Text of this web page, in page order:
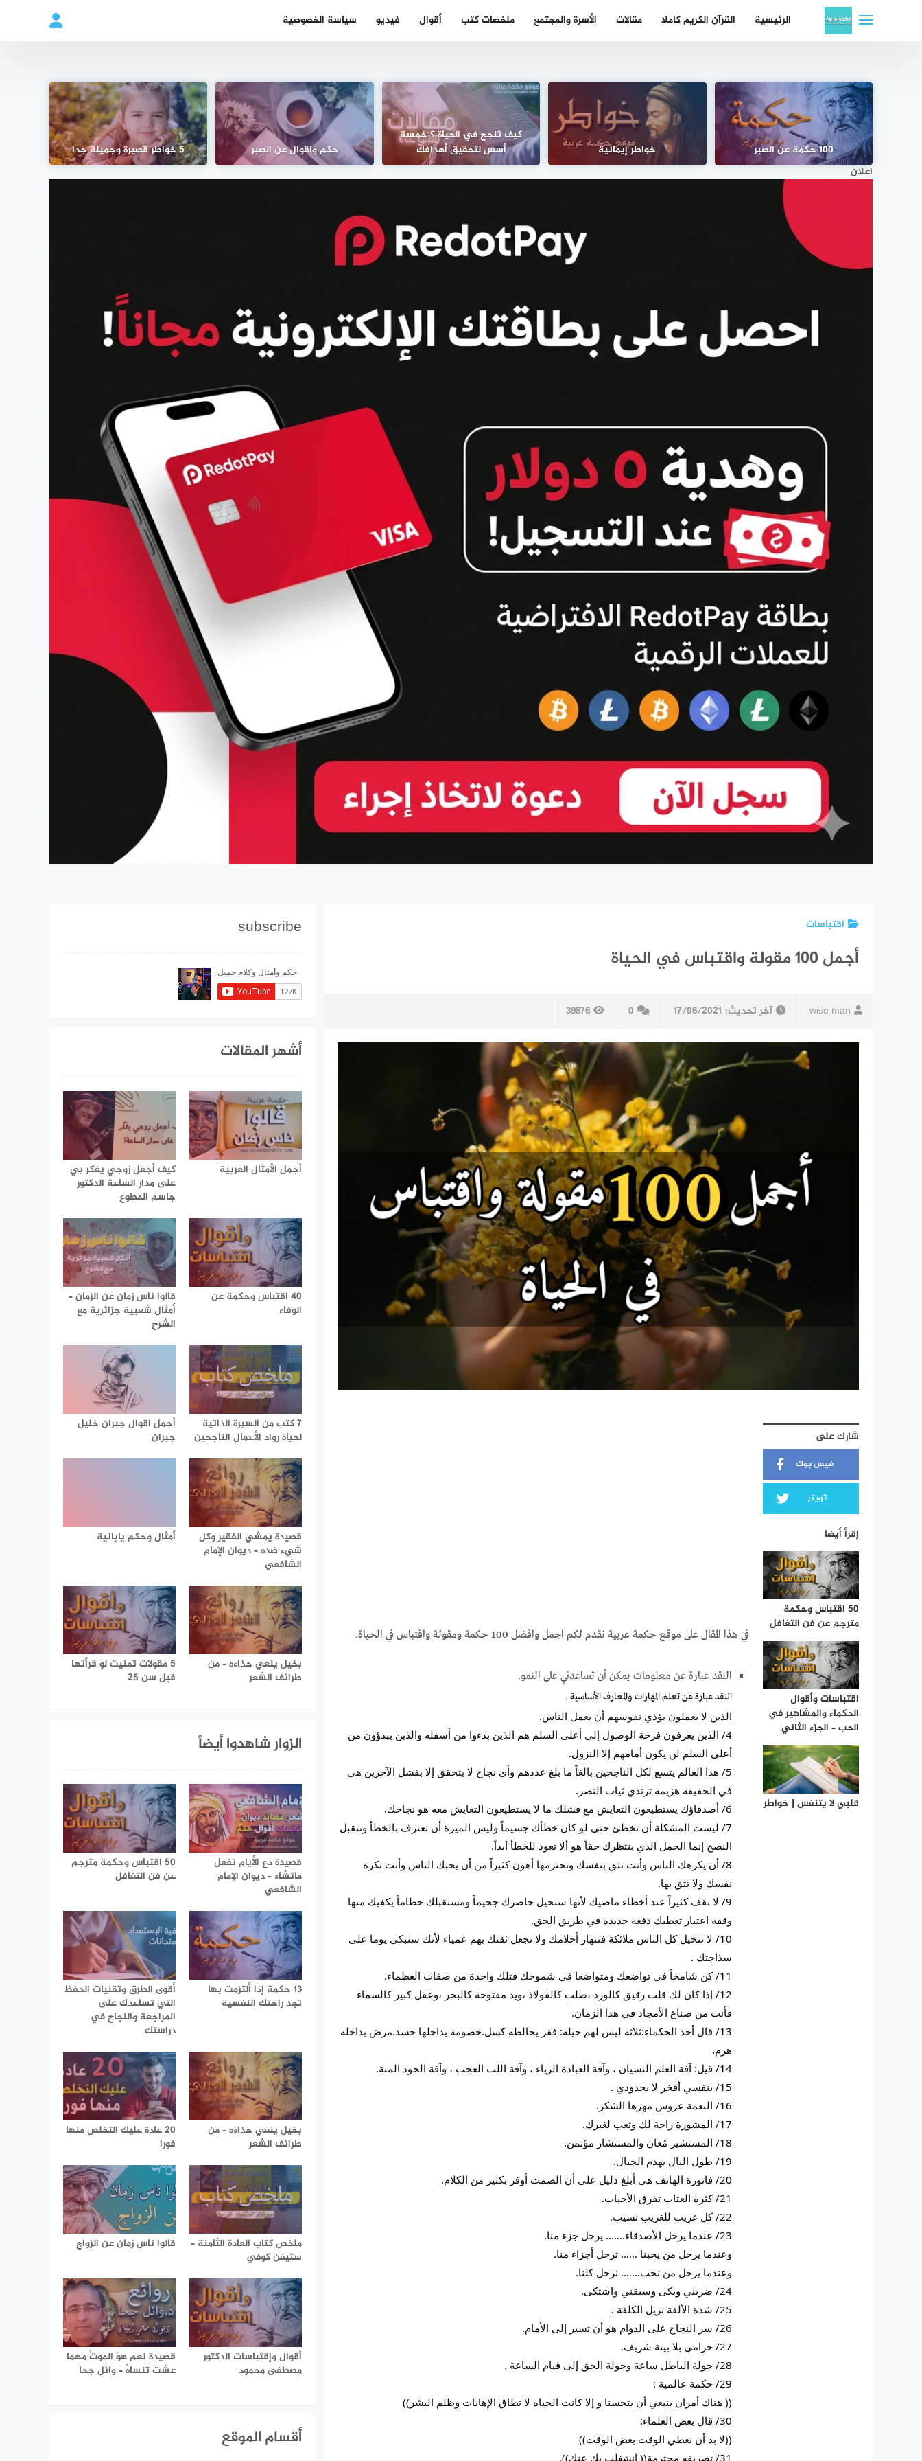
الرئيسية القرآن الكريم كاملا مقالات الأسرة والمجتمع ملخصات كتب أقوال فيديو سياسة الخصوصية
100 حكمة عن الصبر خواطر إيمانية
كيف تنجح في الحياة ؟ خمسة
أسس لتحقيق أهدافك
حكم واقوال عن الصبر
5 خواطر قصيرة وجميلة جدا
اعلان
اقتباسات
أجمل 100 مقولة واقتباس في الحياة
wise man آخر تحديث: 17/06/2021
0
39876
شارك على
فيس بوك
تويتر
إقرأ أيضا
50 اقتباس وحكمة
مترجم عن فن التغافل
اقتباسات وأقوال
الحكماء والمشاهير في
الحب – الجزء الثاني
قلبي لا يتنفس | خواطر
في هذا المقال على موقع حكمة عربية نقدم لكم اجمل وافضل 100 حكمة ومقولة واقتباس في الحياة.
النقد عبارة عن معلومات يمكن أن تساعدني على النمو.
النقد عبارة عن تعلم المهارات والمعارف الأساسية .
الذين لا يعملون يؤذي نفوسهم أن يعمل الناس.
4/ الذين يعرفون فرحة الوصول إلى أعلى السلم هم الذين بدءوا من أسفله والذين يبدؤون من
أعلى السلم لن يكون أمامهم إلا النزول.
5/ هذا العالم يتسع لكل الناجحين بالغاً ما بلغ عددهم وأي نجاح لا يتحقق إلا بفشل الآخرين هي
في الحقيقة هزيمة ترتدي ثياب النصر.
6/ أصدقاؤك يستطيعون التعايش مع فشلك ما لا يستطيعون التعايش معه هو نجاحك.
7/ ليست المشكلة أن تخطئ حتى لو كان خطأك جسيماً وليس الميزة أن تعترف بالخطأ وتتقبل
النصح إنما الحمل الذي ينتظرك حقاً هو ألا تعود للخطأ أبداً.
8/ أن يكرهك الناس وأنت تثق بنفسك وتحترمها أهون كثيراً من أن يحبك الناس وأنت تكره
نفسك ولا تثق بها.
9/ لا تقف كثيراً عند أخطاء ماضيك لأنها ستحيل حاضرك جحيماً ومستقبلك حطاماً يكفيك منها
وقفة اعتبار تعطيك دفعة جديدة في طريق الحق.
10/ لا تتخيل كل الناس ملائكة فتنهار أحلامك ولا تجعل ثقتك بهم عمياء لأنك ستبكي يوما على
سذاجتك .
11/ كن شامخاً في تواضعك ومتواضعا في شموخك فتلك واحدة من صفات العظماء.
12/ إذا كان لك قلب رقيق كالورد ،صلب كالفولاذ ،ويد مفتوحة كالبحر ،وعقل كبير كالسماء
فأنت من صناع الأمجاد في هذا الزمان.
13/ قال أحد الحكماء:ثلاثة ليس لهم حيلة: فقر يخالطه كسل.خصومة يداخلها حسد.مرض يداخله
هرم.
14/ قيل: آفة العلم النسيان ، وآفة العبادة الرياء ، وآفة اللب العجب ، وآفة الجود المنة.
15/ بنفسي أفخر لا بجدودي .
16/ النعمة عروس مهرها الشكر.
17/ المشورة راحة لك وتعب لغيرك.
18/ المستشير مُعان والمستشار مؤتمن.
19/ طول البال يهدم الجبال.
20/ فاتورة الهاتف هي أبلغ دليل على أن الصمت أوفر بكثير من الكلام.
21/ كثرة العتاب تفرق الأحباب.
22/ كل غريب للغريب نسيب.
23/ عندما يرحل الأصدقاء……. يرحل جزء منا.
وعندما يرحل من يحبنا …… ترحل أجزاء منا.
وعندما يرحل من نحب……. نرحل كلنا.
24/ ضربني وبكى وسبقني واشتكى.
25/ شدة الألفة تزيل الكلفة .
26/ سر النجاح على الدوام هو أن تسير إلى الأمام.
27/ حرامي بلا بينة شريف.
28/ جولة الباطل ساعة وجولة الحق إلى قيام الساعة .
29/ حكمة عالمية :
(( هناك أمران ينبغي أن يتحسنا و إلا كانت الحياة لا تطاق الإهانات وظلم البشر))
30/ قال بعض العلماء:
((لا بد أن نعطي الوقت بعض الوقت))
31/ تصريفه محترمة(( انشغلت بك عنك)).
subscribe
أشهر المقالات
أجمل الأمثال العربية
كيف أجعل زوجي يفكر بي
على مدار الساعة الدكتور
جاسم المطوع
40 اقتباس وحكمة عن
الوفاء
قالوا ناس زمان عن الزمان –
أمثال شعبية جزائرية مع
الشرح
7 كتب من السيرة الذاتية
لحياة رواد الأعمال الناجحين
أجمل اقوال جبران خليل
جبران
قصيدة يمشي الفقير وكل
شيء ضده – ديوان الإمام
الشافعي
أمثال وحكم يابانية
بخيل ينعي حذاءه – من
طرائف الشعر
5 مقولات تمنيت لو قرأتها
قبل سن 25
الزوار شاهدوا أيضاً
قصيدة دع الأيام تفعل
ماتشاء – ديوان الإمام
الشافعي
50 اقتباس وحكمة مترجم
عن فن التغافل
13 حكمة إذا ألتزمت بها
تجد راحتك النفسية
أقوى الطرق وتقنيات الحفظ
التي تساعدك على
المراجعة والنجاح في
دراستك
بخيل ينعي حذاءه – من
طرائف الشعر
20 عادة عليك التخلص منها
فورا
ملخص كتاب العادة الثامنة –
ستيفن كوفي
قالوا ناس زمان عن الزواج
أقوال وإقتباسات الدكتور
مصطفى محمود
قصيدة نعم هوَ الموتُ مهما
عشتَ تنساهُ – وائل جحا
أقسام الموقع